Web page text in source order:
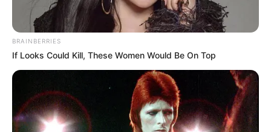
BRAINBERRIES
If Looks Could Kill, These Women Would Be On Top